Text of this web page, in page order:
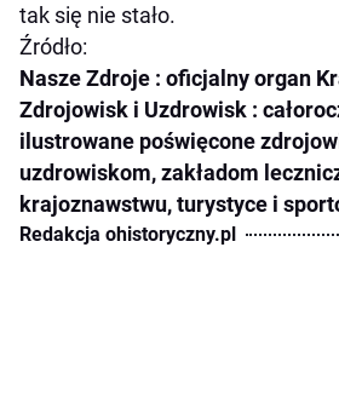
tak się nie stało.
Źródło:
Nasze Zdroje : oficjalny organ
Zdrojowisk i Uzdrowisk :
ilustrowane poświęcone
uzdrowiskom, zakładom
krajoznawstwu, turystyce i
Redakcja ohistoryczny.pl